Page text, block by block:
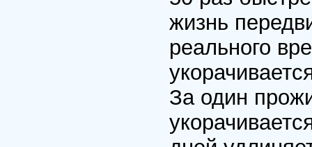
жизнь
реального
За один